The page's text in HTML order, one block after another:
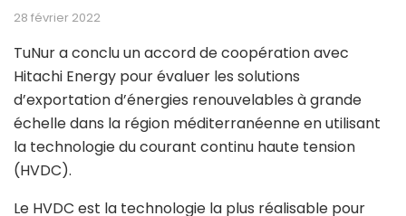
28 février 2022
TuNur a conclu un accord de coopération avec
Hitachi Energy pour évaluer les solutions
d’exportation d’énergies renouvelables à grande
échelle dans la région méditerranéenne en utilisant
la technologie du courant continu haute tension
(HVDC).
Le HVDC est la technologie la plus réalisable pour